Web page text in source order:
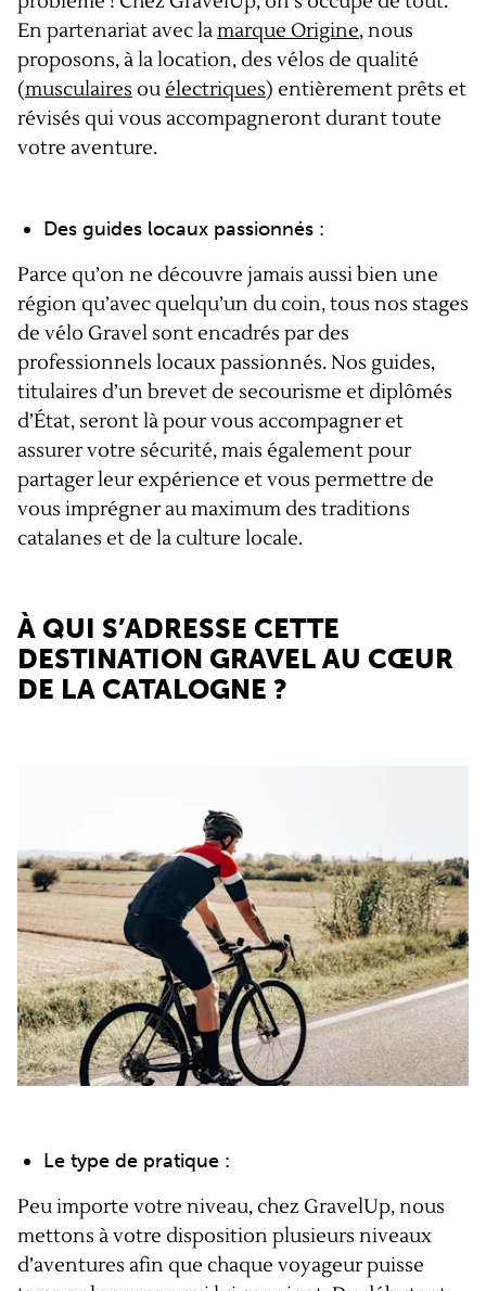
En partenariat avec lamarque Origine, nous
proposons, à la location, des vélos de qualité
(musculaires ou électriques) entièrement prêts et
révisés qui vous accompagneront durant toute
votre aventure.
Des guides locaux passionnés :
Parce qu’on ne découvre jamais aussi bien une
région qu’avec quelqu’un du coin, tous nos stages
de vélo Gravel sont encadrés par des
professionnels locaux passionnés. Nos guides,
titulaires d’un brevet de secourisme et diplômés
d’État, seront là pour vous accompagner et
assurer votre sécurité, mais également pour
partager leur expérience et vous permettre de
vous imprégner au maximum des traditions
catalanes et de la culture locale.
À QUI S’ADRESSE CETTE
DESTINATION GRAVEL AU CŒUR
DE LA CATALOGNE ?
Le type de pratique :
Peu importe votre niveau, chez GravelUp, nous
mettons à votre disposition plusieurs niveaux
d’aventures afin que chaque voyageur puisse